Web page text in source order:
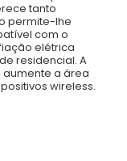
tanto
permite-lhe
com o
elétrica
residencial. A
a área
wireless.